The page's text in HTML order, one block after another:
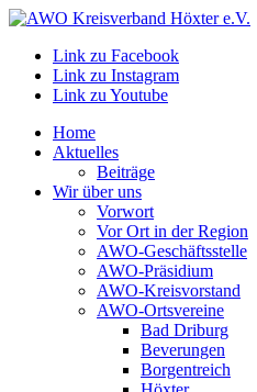
Link zu Facebook
Link zu Instagram
Link zu Youtube
Home
Aktuelles
Beiträge
Wir über uns
Vorwort
Vor Ort in der Region
AWO-Geschäftsstelle
AWO-Präsidium
AWO-Kreisvorstand
AWO-Ortsvereine
Bad Driburg
Beverungen
Borgentreich